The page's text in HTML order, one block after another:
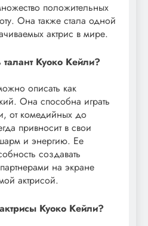
положительных
Она также стала одной
актрис в мире.
Куоко Кейли?
описать как
Она способна играть
от комедийных до
привносит в свои
и энергию. Ее
создавать
на экране
актрисой.
Куоко Кейли?